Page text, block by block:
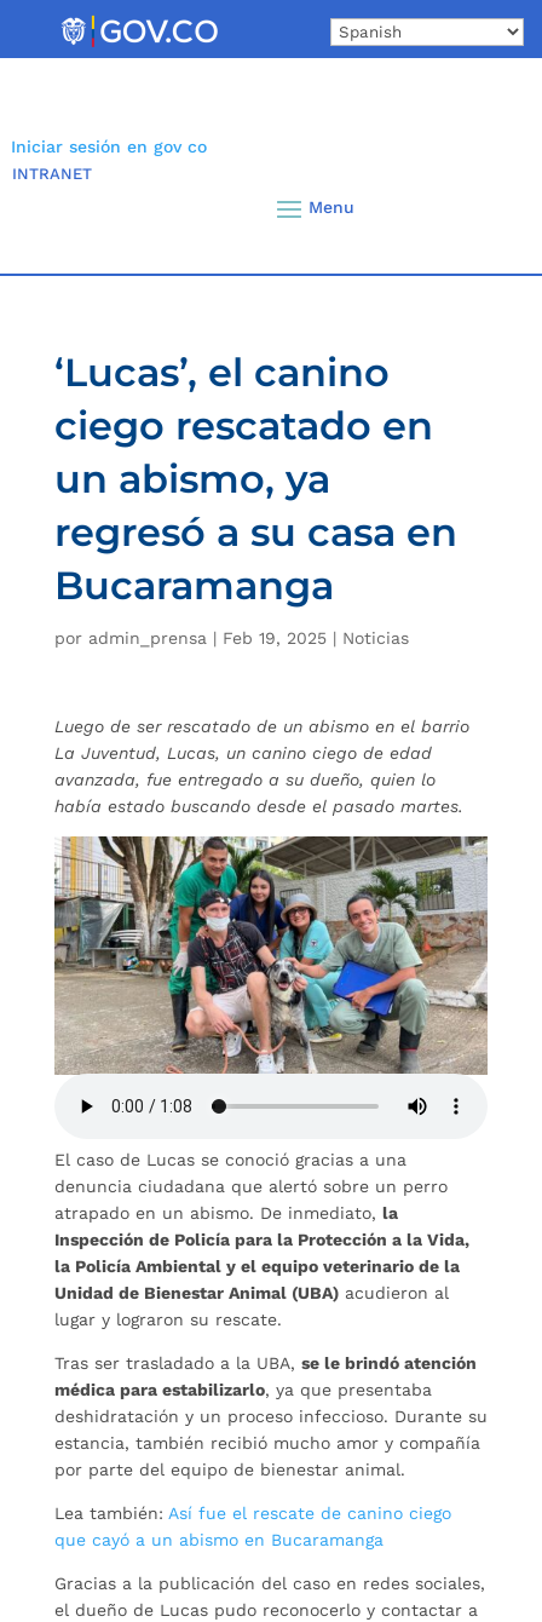
Iniciar sesión en gov co
INTRANET
‘Lucas’, el canino
ciego rescatado en
un abismo, ya
regresó a su casa en
Bucaramanga
por admin_prensa | Feb 19, 2025| Noticias
Luego de ser rescatado de un abismo en el barrio
La Juventud, Lucas, un canino ciego de edad
avanzada, fue entregado a su dueño, quien lo
había estado buscando desde el pasado martes.
El caso de Lucas se conoció gracias a una
denuncia ciudadana que alertó sobre un perro
atrapado en un abismo. De inmediato, la
Inspección de Policía para la Protección a la Vida,
la Policía Ambiental y el equipo veterinario de la
Unidad de Bienestar Animal (UBA)acudieron al
lugar y lograron su rescate.
Tras ser trasladado a la UBA, se le brindó atención
médica para estabilizarlo, ya que presentaba
deshidratación y un proceso infeccioso. Durante su
estancia, también recibió mucho amor y compañía
por parte del equipo de bienestar animal.
Lea también: Así fue el rescate de canino ciego
que cayó a un abismo en Bucaramanga
Gracias a la publicación del caso en redes sociales,
el dueño de Lucas pudo reconocerlo y contactar a